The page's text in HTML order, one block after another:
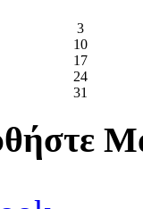
3
10
17
24
31